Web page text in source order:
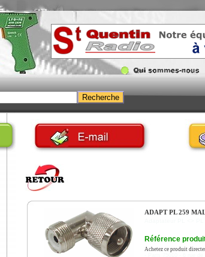
ADAPT PL 259
Référence
Achetez ce produit